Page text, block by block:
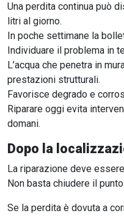
Una perdita continua può
litri al giorno.
In poche settimane la
Individuare il problema in
L’acqua che penetra in
prestazioni strutturali.
Favorisce degrado e
Riparare oggi evita
domani.
Dopo la
La riparazione deve
Non basta chiudere il
Se la perdita è dovuta a